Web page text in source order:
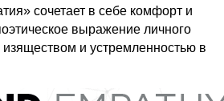
сочетает в себе комфорт и
выражение личного
и устремленностью в